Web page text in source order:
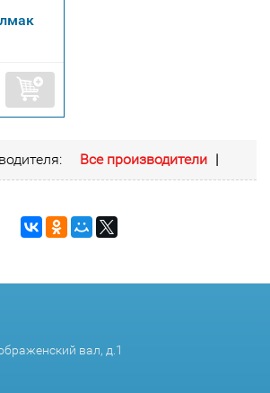
Все производители |
вал, д.1